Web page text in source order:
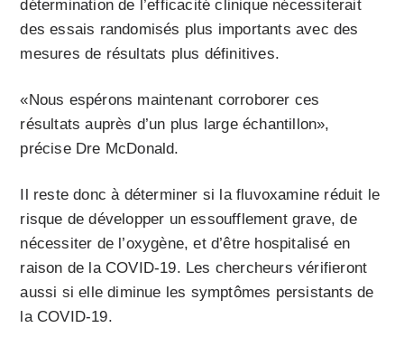
détermination de l’efficacité clinique nécessiterait
des essais randomisés plus importants avec des
mesures de résultats plus définitives.
«Nous espérons maintenant corroborer ces
résultats auprès d’un plus large échantillon»,
précise Dre McDonald.
Il reste donc à déterminer si la fluvoxamine réduit le
risque de développer un essoufflement grave, de
nécessiter de l’oxygène, et d’être hospitalisé en
raison de la COVID-19. Les chercheurs vérifieront
aussi si elle diminue les symptômes persistants de
la COVID-19.